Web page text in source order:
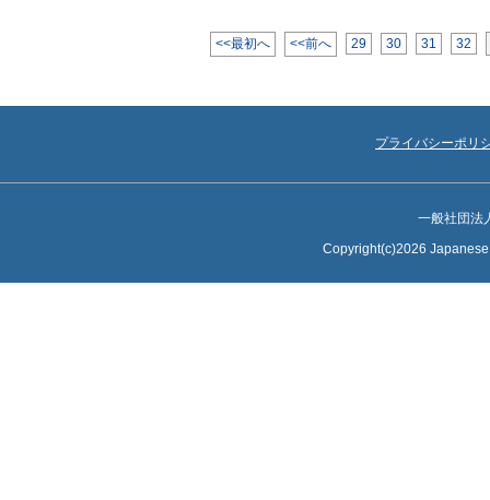
<<最初へ <<前へ 29 30 31 32
プライバシーポリ
一般社団法
Copyright(c)2026